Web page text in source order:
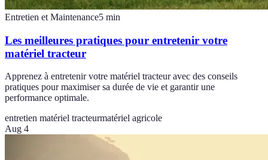
Entretien et Maintenance5 min
Les meilleures pratiques pour entretenir votre
matériel tracteur
Apprenez à entretenir votre matériel tracteur avec des conseils
pratiques pour maximiser sa durée de vie et garantir une
performance optimale.
entretien matériel tracteurmatériel agricole
Aug 4